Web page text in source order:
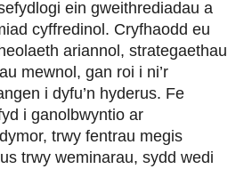
ein gweithrediadau a
cyffredinol. Cryfhaodd eu
ariannol, strategaethau
mewnol, gan roi i ni’r
i dyfu’n hyderus. Fe
i ganolbwyntio ar
trwy fentrau megis
trwy weminarau, sydd wedi